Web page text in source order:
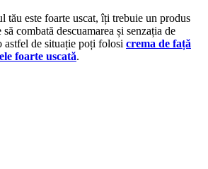
tău este foarte uscat, îți trebuie un produs
combată descuamarea și senzația de
astfel de situație poți folosi crema de față
foarte uscată.